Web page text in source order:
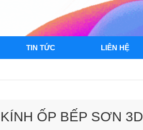
TIN TỨC LIÊN HỆ
KÍNH ỐP BẾP SƠN 3D